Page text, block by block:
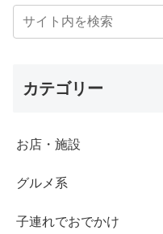
カテゴリー
お店・施設
グルメ系
子連れでおでかけ